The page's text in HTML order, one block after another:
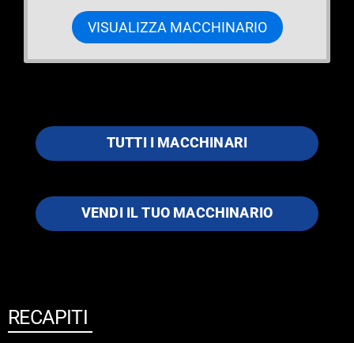
VISUALIZZA MACCHINARIO
TUTTI I MACCHINARI
VENDI IL TUO MACCHINARIO
RECAPITI